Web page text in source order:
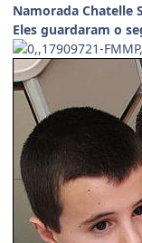
Namorada Chatelle
Eles guardaram o